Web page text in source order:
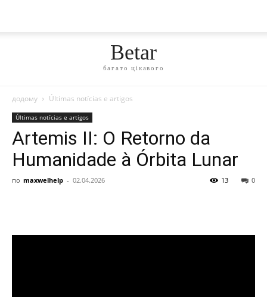
Betar
багато цікавого
додому Últimas notícias e artigos
Últimas notícias e artigos
Artemis II: O Retorno da
Humanidade à Órbita Lunar
по maxwelhelp - 02.04.2026 0
13